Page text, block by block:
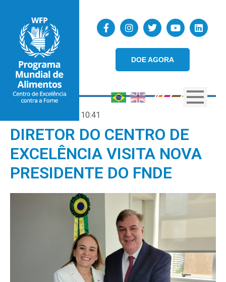
DOE AGORA
10:41
DIRETOR DO CENTRO DE
EXCELÊNCIA VISITA NOVA
PRESIDENTE DO FNDE